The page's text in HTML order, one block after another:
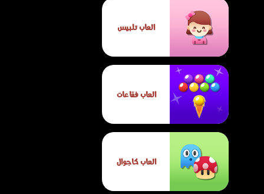
العاب تلبيس
العاب فقاعات
العاب كاجوال